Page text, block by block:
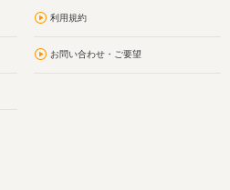
利用規約
お問い合わせ・ご要望